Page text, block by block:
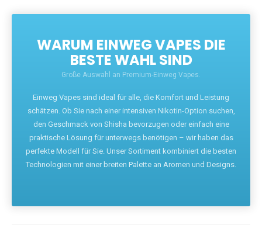
WARUM EINWEG VAPES DIE
BESTE WAHL SIND
Große Auswahl an Premium-Einweg Vapes.
Einweg Vapes sind ideal für alle, die Komfort und Leistung
schätzen. Ob Sie nach einer intensiven Nikotin-Option suchen,
den Geschmack von Shisha bevorzugen oder einfach eine
praktische Lösung für unterwegs benötigen – wir haben das
perfekte Modell für Sie. Unser Sortiment kombiniert die besten
Technologien mit einer breiten Palette an Aromen und Designs.